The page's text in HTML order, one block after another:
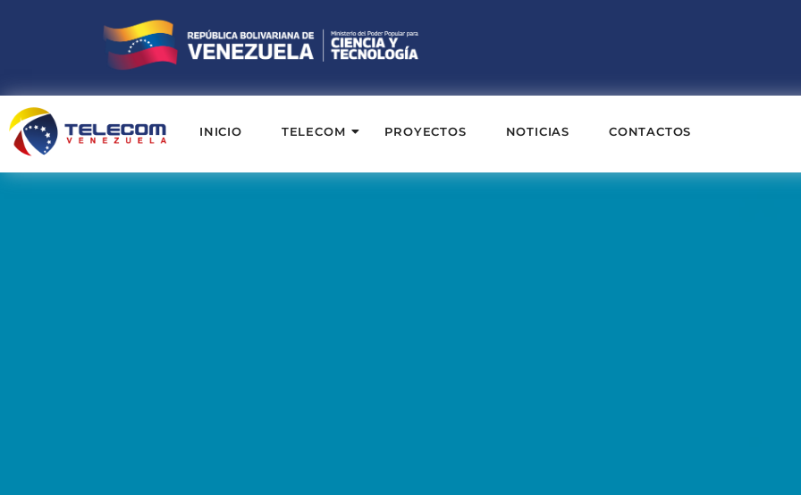
INICIO TELECOM PROYECTOS NOTICIAS CONTACTOS